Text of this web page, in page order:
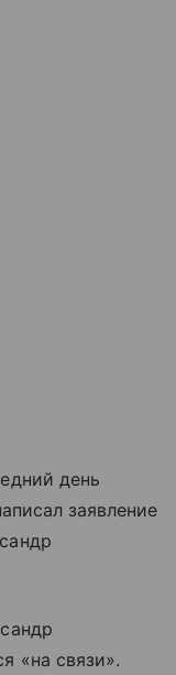
день
заявление
«на связи».